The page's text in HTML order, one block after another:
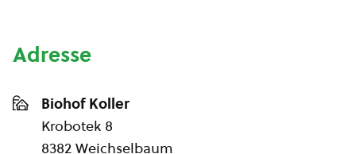
Adresse
Biohof Koller
Krobotek 8
8382 Weichselbaum